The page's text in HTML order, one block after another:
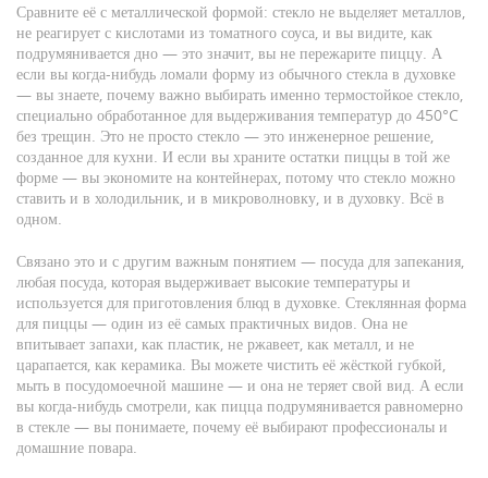
Сравните её с металлической формой: стекло не выделяет металлов,
не реагирует с кислотами из томатного соуса, и вы видите, как
подрумянивается дно — это значит, вы не пережарите пиццу. А
если вы когда-нибудь ломали форму из обычного стекла в духовке
— вы знаете, почему важно выбирать именно термостойкое стекло,
специально обработанное для выдерживания температур до 450°C
без трещин. Это не просто стекло — это инженерное решение,
созданное для кухни. И если вы храните остатки пиццы в той же
форме — вы экономите на контейнерах, потому что стекло можно
ставить и в холодильник, и в микроволновку, и в духовку. Всё в
одном.
Связано это и с другим важным понятием — посуда для запекания,
любая посуда, которая выдерживает высокие температуры и
используется для приготовления блюд в духовке. Стеклянная форма
для пиццы — один из её самых практичных видов. Она не
впитывает запахи, как пластик, не ржавеет, как металл, и не
царапается, как керамика. Вы можете чистить её жёсткой губкой,
мыть в посудомоечной машине — и она не теряет свой вид. А если
вы когда-нибудь смотрели, как пицца подрумянивается равномерно
в стекле — вы понимаете, почему её выбирают профессионалы и
домашние повара.